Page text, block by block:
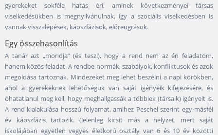
gyerekeket sokféle hatás éri, aminek következményei társas
viselkedésükben is megnyilvánulnak, így a szociális viselkedésben is
vannak visszalépések, káoszfázisok, előreugrások.
Egy összehasonlítás
A tanár azt „mondja” (és teszi), hogy a rend nem az én feladatom,
hanem közös feladat. A rendbe normák, szabályok, konfliktusok és azok
megoldása tartoznak. Mindezeket meg lehet beszélni a napi körökben,
ahol a gyerekeknek lehetőségük van saját igényeik kifejezésére, és
óhatatlanul meg kell, hogy meghallgassák a többiek (társaik) igényeit is.
A rend kialakulása hosszú folyamat, amihez Peschel szerint egy-másfél
év káoszfázis tartozik. (Jelenleg kicsit más a helyzet, mert saját
iskolájában egyetlen vegyes életkorú osztály van 6 és 10 év közötti